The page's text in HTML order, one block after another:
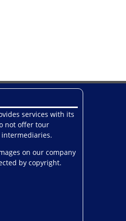
services with its
not offer tour
on our company
by copyright.